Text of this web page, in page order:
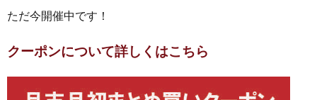
ただ今開催中です！
クーポンについて詳しくはこちら